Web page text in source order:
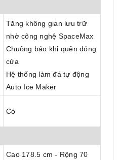
Tăng không gian lưu trữ
nhờ công nghệ SpaceMax
Chuông báo khi quên đóng
cửa
Hệ thống làm đá tự động
Auto Ice Maker
Có
Cao 178.5 cm - Rộng 70